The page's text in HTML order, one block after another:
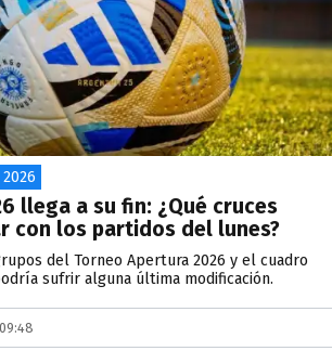
2026
llega a su fin: ¿Qué cruces
con los partidos del lunes?
del Torneo Apertura 2026 y el cuadro
sufrir alguna última modificación.